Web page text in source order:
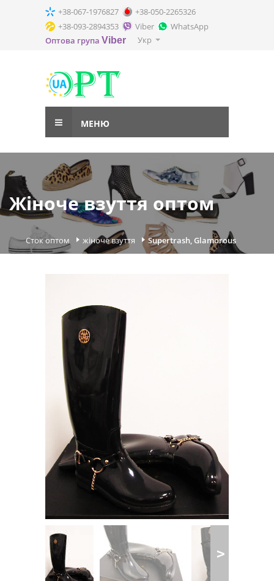
+38-067-1976827
+38-050-2265326
+38-093-2894353
Viber
WhatsApp
Оптова група Viber Укр
МЕНЮ
Жіноче взуття оптом
Сток оптом жіноче взуття Supertrash, Glamorous